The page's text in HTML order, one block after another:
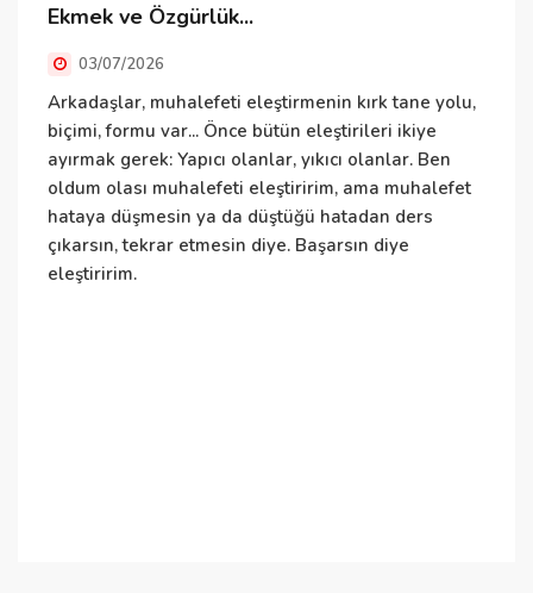
Ekmek ve Özgürlük...
03/07/2026
Arkadaşlar, muhalefeti eleştirmenin kırk tane yolu,
biçimi, formu var... Önce bütün eleştirileri ikiye
ayırmak gerek: Yapıcı olanlar, yıkıcı olanlar. Ben
oldum olası muhalefeti eleştiririm, ama muhalefet
hataya düşmesin ya da düştüğü hatadan ders
çıkarsın, tekrar etmesin diye. Başarsın diye
eleştiririm.